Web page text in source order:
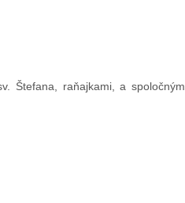
Štefana, raňajkami, a spoločným